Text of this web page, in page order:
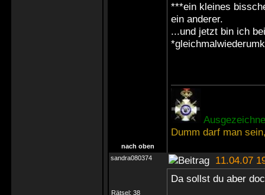
***ein kleines
ein anderer.
...und jetzt bin ich
Dumm darf man
nach oben
sandra080374
11.04.07
Rätsel: 38
Da sollst du aber